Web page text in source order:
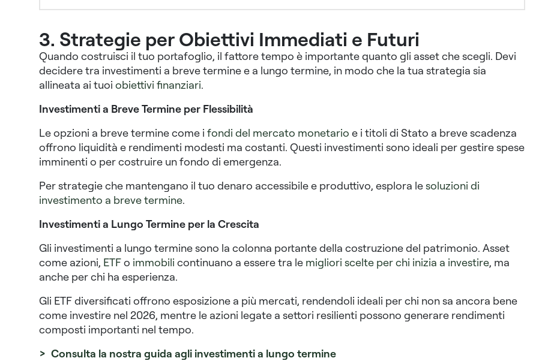
3. Strategie per Obiettivi Immediati e Futuri
Quando costruisci il tuo portafoglio, il fattore tempo è importante quanto gli asset che scegli. Devi
decidere tra investimenti a breve termine e a lungo termine, in modo che la tua strategia sia
allineata ai tuoi obiettivi finanziari.
Investimenti a Breve Termine per Flessibilità
Le opzioni a breve termine come i fondi del mercato monetario e i titoli di Stato a breve scadenza
offrono liquidità e rendimenti modesti ma costanti. Questi investimenti sono ideali per gestire spese
imminenti o per costruire un fondo di emergenza.
Per strategie che mantengano il tuo denaro accessibile e produttivo, esplora lesoluzioni di
investimento a breve termine.
Investimenti a Lungo Termine per la Crescita
Gli investimenti a lungo termine sono la colonna portante della costruzione del patrimonio. Asset
come azioni, ETFo immobili continuano a essere tra le migliori scelte per chi inizia a investire, ma
anche per chi ha esperienza.
Gli ETF diversificati offrono esposizione a più mercati, rendendoli ideali per chi non sa ancora bene
come investire nel 2026, mentre le azioni legate a settori resilienti possono generare rendimenti
composti importanti nel tempo.
> Consulta la nostra guida agli investimenti a lungo termine